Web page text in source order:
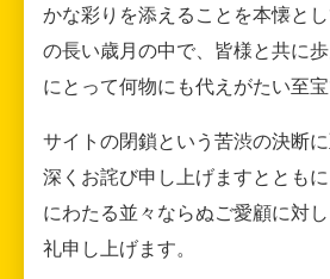
かな彩りを添えることを本懐と
の長い歳月の中で、皆様と共に
にとって何物にも代えがたい至宝
サイトの閉鎖という苦渋の決断に
深くお詫び申し上げますととも
にわたる並々ならぬご愛顧に対
礼申し上げます。